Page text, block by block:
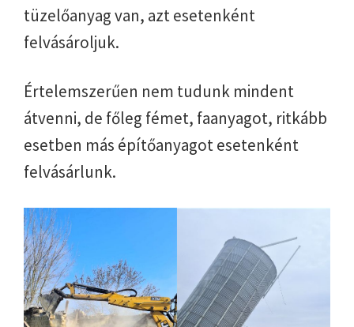
tüzelőanyag van, azt esetenként
felvásároljuk.
Értelemszerűen nem tudunk mindent
átvenni, de főleg fémet, faanyagot, ritkább
esetben más építőanyagot esetenként
felvásárlunk.